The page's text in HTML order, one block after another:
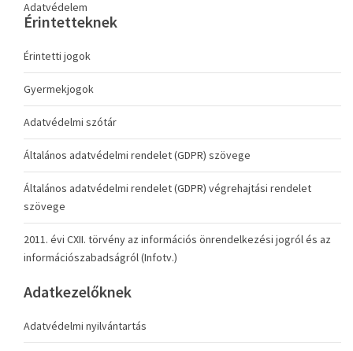
Adatvédelem
Érintetteknek
Érintetti jogok
Gyermekjogok
Adatvédelmi szótár
Általános adatvédelmi rendelet (GDPR) szövege
Általános adatvédelmi rendelet (GDPR) végrehajtási rendelet
szövege
2011. évi CXII. törvény az információs önrendelkezési jogról és az
információszabadságról (Infotv.)
Adatkezelőknek
Adatvédelmi nyilvántartás